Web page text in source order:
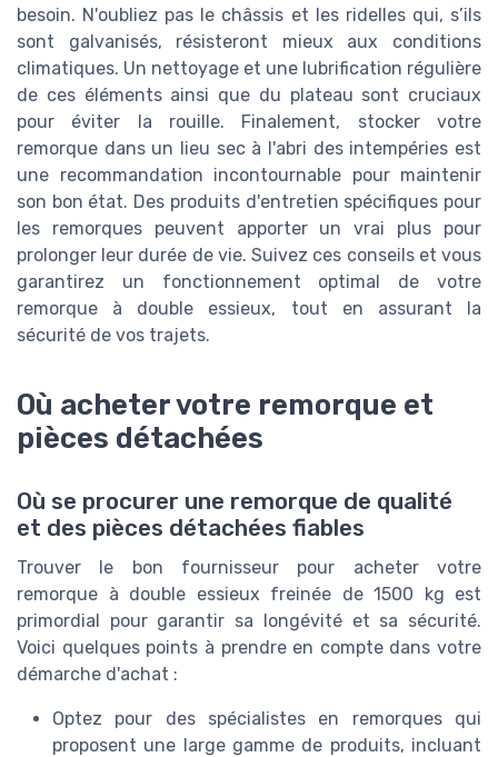
besoin. N'oubliez pas le châssis et les ridelles qui, s’ils
sont galvanisés, résisteront mieux aux conditions
climatiques. Un nettoyage et une lubrification régulière
de ces éléments ainsi que du plateau sont cruciaux
pour éviter la rouille. Finalement, stocker votre
remorque dans un lieu sec à l'abri des intempéries est
une recommandation incontournable pour maintenir
son bon état. Des produits d'entretien spécifiques pour
les remorques peuvent apporter un vrai plus pour
prolonger leur durée de vie. Suivez ces conseils et vous
garantirez un fonctionnement optimal de votre
remorque à double essieux, tout en assurant la
sécurité de vos trajets.
Où acheter votre remorque et
pièces détachées
Où se procurer une remorque de qualité
et des pièces détachées fiables
Trouver le bon fournisseur pour acheter votre
remorque à double essieux freinée de 1500 kg est
primordial pour garantir sa longévité et sa sécurité.
Voici quelques points à prendre en compte dans votre
démarche d'achat :
Optez pour des spécialistes en remorques qui
proposent une large gamme de produits, incluant